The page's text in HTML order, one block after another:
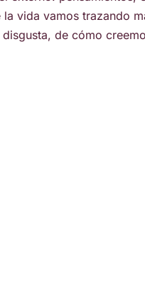
vida vamos trazando
de cómo